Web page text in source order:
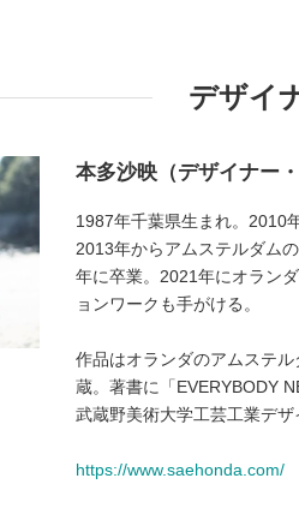
デザイ
本多沙映（デザイナー
1987年千葉県生まれ。2010
2013年からアムステルダム
年に卒業。2021年にオラン
ョンワークも手がける。
作品はオランダのアムステ
蔵。著書に「EVERYBODY
武蔵野美術大学工芸工業デ
https://www.saehonda.com/